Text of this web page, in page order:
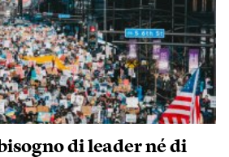
di leader né di